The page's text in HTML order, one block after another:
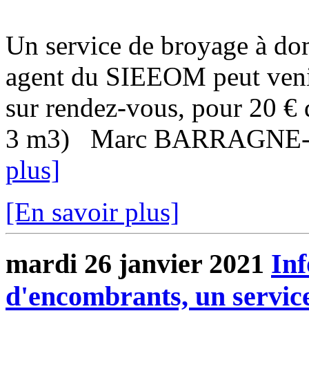
Un service de broyage à
agent du SIEEOM peut
sur rendez-vous, pour 20
3 m3) Marc
plus]
[En savoir plus]
mardi 26 janvier 2021
d'encombrants, un